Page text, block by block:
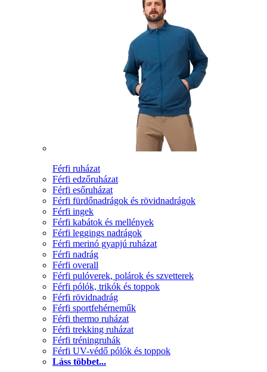
Férfi ruházat
Férfi edzőruházat
Férfi esőruházat
Férfi fürdőnadrágok és rövidnadrágok
Férfi ingek
Férfi kabátok és mellények
Férfi leggings nadrágok
Férfi merinó gyapjú ruházat
Férfi nadrág
Férfi overall
Férfi pulóverek, polárok és szvetterek
Férfi pólók, trikók és toppok
Férfi rövidnadrág
Férfi sportfehérneműk
Férfi thermo ruházat
Férfi trekking ruházat
Férfi tréningruhák
Férfi UV-védő pólók és toppok
Láss többet...